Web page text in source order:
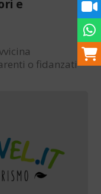
e
o fidanzati